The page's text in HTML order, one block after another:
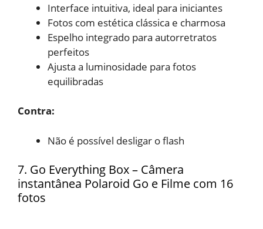
Interface intuitiva, ideal para iniciantes
Fotos com estética clássica e charmosa
Espelho integrado para autorretratos
perfeitos
Ajusta a luminosidade para fotos
equilibradas
Contra:
Não é possível desligar oflash
7. Go Everything Box – Câmera
instantânea Polaroid Go e Filme com 16
fotos